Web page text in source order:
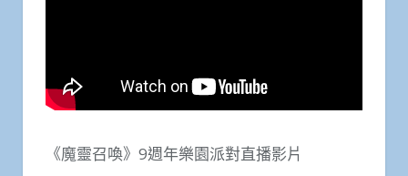
《魔靈召喚》9週年樂園派對直播影片